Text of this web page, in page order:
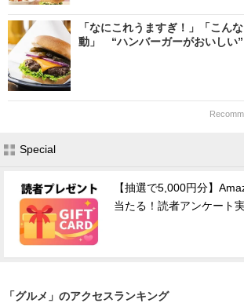
「なにこれうますぎ！」「こん
動」 “ハンバーガーがおいしい
Special
【抽選で5,000円分】
当たる！読者アンケート
「グルメ」のアクセスランキング